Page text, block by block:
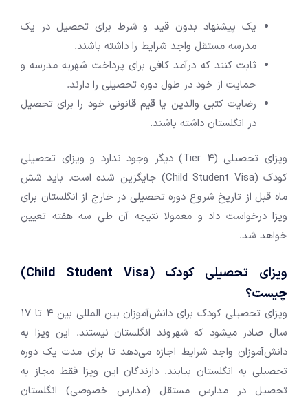
یک پیشنهاد بدون قید و شرط برای تحصیل در یک
مدرسه مستقل واجد شرایط را داشته باشند.
ثابت کنند که درآمد کافی برای پرداخت شهریه مدرسه و
حمایت از خود در طول دوره تحصیلی را دارند.
رضایت کتبی والدین یا قیم قانونی خود را برای تحصیل
در انگلستان داشته باشند.
ویزای تحصیلی (Tier 4) دیگر وجود ندارد و ویزای تحصیلی
کودک (Child Student Visa) جایگزین شده است. باید شش
ماه قبل از تاریخ شروع دوره تحصیلی در خارج از انگلستان برای
ویزا درخواست داد و معمولا نتیجه آن طی سه هفته تعیین
خواهد شد.
ویزای تحصیلی کودک (Child Student Visa
)
چیست؟
ویزای تحصیلی کودک برای دانش‌آموزان بین المللی بین 4 تا 17
سال صادر می‍شود که شهروند انگلستان نیستند. این ویزا به
دانش‌آموزان واجد شرایط اجازه می‌دهد تا برای مدت یک دوره
تحصیلی به انگلستان بیایند. دارندگان این ویزا فقط مجاز به
تحصیل در مدارس مستقل (مدارس خصوصی) انگلستان